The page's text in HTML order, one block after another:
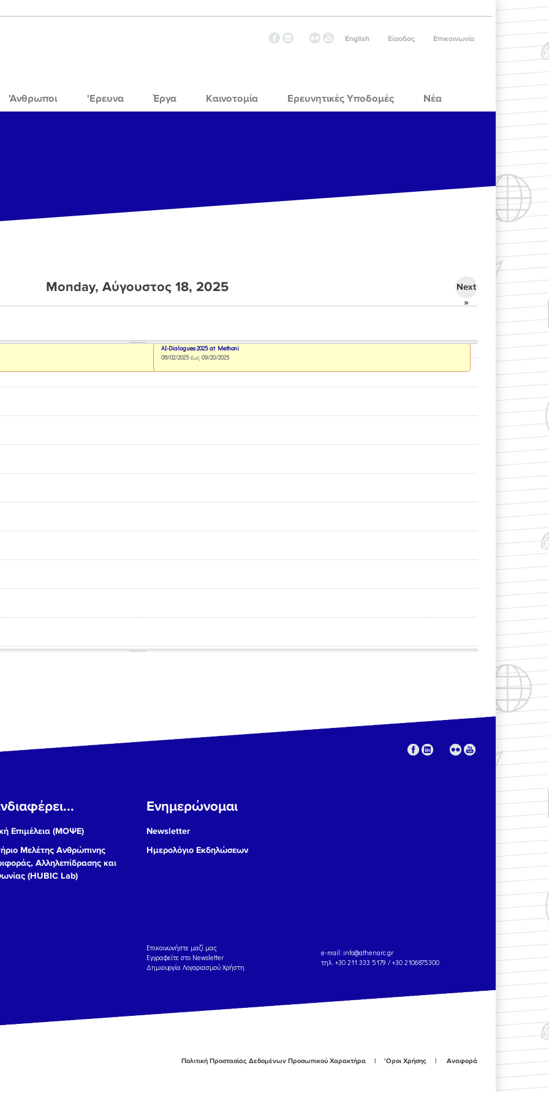
Επικοινωνία
Είσοδος
English
'Ανθρωποι 'Ερευνα Έργα Καινοτομία Ερευνητικές Υποδομές Νέα
Monday, Αύγουστος 18, 2025
Next
»
AI-Dialogues 2025 at Methoni
08/02/2025έως 09/20/2025
Επιμέλεια (ΜΟΨΕ)
Μελέτης Ανθρώπινης
Αλληλεπίδρασης και
(HUBIC Lab)
Ενημερώνομαι
Newsletter
Ημερολόγιο Εκδηλώσεων
Eπικοινωνήστε μαζί μας
Εγγραφείτε στο Newsletter
Δημιουργία Λογαριασμού Χρήστη
e-mail: info@athenarc.gr
τηλ. +30 211 333 5179 / +30 2106875300
Πολιτική Προστασίας Δεδομένων Προσωπικού Χαρακτήρα 'Οροι Χρήσης Αναφορά